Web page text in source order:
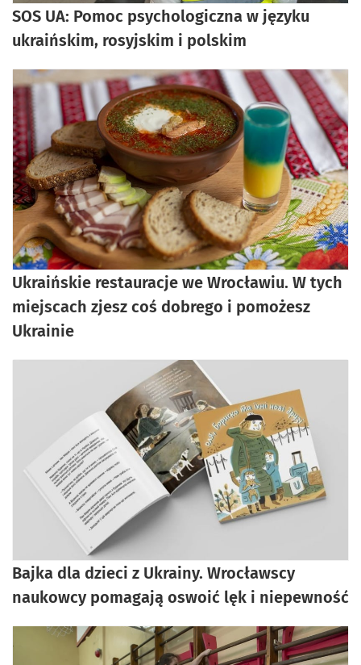
SOS UA: Pomoc psychologiczna w języku
ukraińskim, rosyjskim i polskim
Ukraińskie restauracje we Wrocławiu. W tych
miejscach zjesz coś dobrego i pomożesz
Ukrainie
Bajka dla dzieci z Ukrainy. Wrocławscy
naukowcy pomagają oswoić lęk i niepewność